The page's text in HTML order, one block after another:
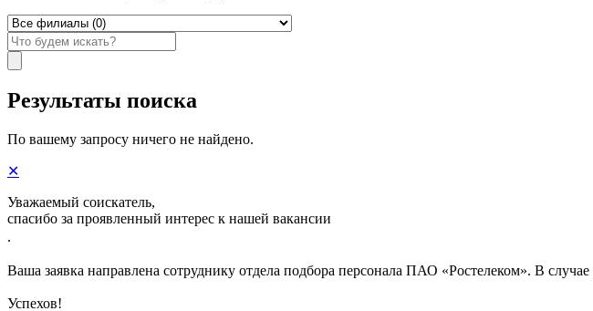
Результаты поиска
По вашему запросу ничего не найдено.
✕
Уважаемый соискатель,
спасибо за проявленный интерес к нашей вакансии
.
Ваша заявка направлена сотруднику отдела подбора персонала ПАО «Ростелеком». В
Успехов!